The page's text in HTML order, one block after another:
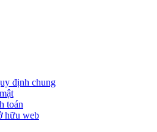
định chung
toán
hữu web